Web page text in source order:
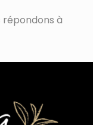
répondons à